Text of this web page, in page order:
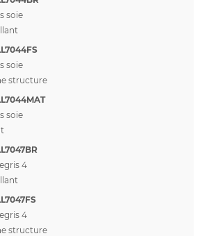
soie
soie
structure
soie
4
4
structure